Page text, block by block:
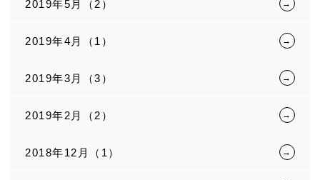
2019年5月（2）
2019年4月（1）
2019年3月（3）
2019年2月（2）
2018年12月（1）